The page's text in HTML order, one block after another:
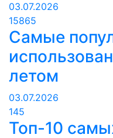
03.07.2026
15865
Самые
летом
03.07.2026
145
Топ-10